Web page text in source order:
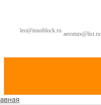
leo@innoblock.ru aeromix@list.ru